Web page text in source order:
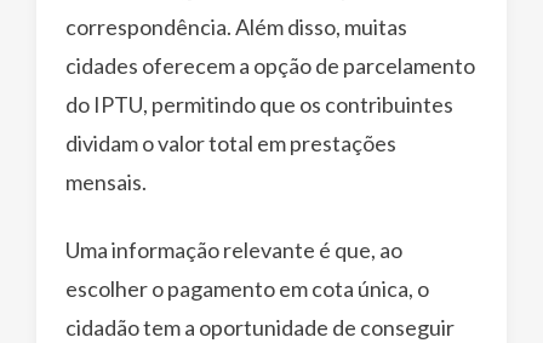
correspondência. Além disso, muitas
cidades oferecem a opção de parcelamento
do IPTU, permitindo que os contribuintes
dividam o valor total em prestações
mensais.
Uma informação relevante é que, ao
escolher o pagamento em cota única, o
cidadão tem a oportunidade de conseguir